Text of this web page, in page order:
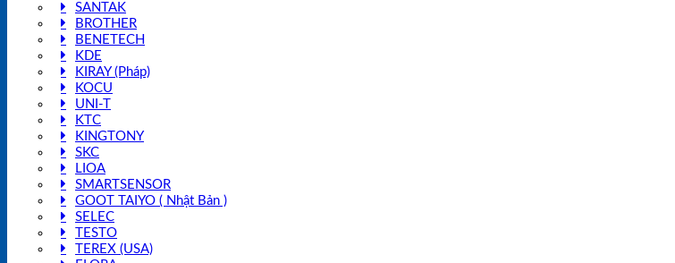
SANTAK
BROTHER
BENETECH
KDE
KIRAY (Pháp)
KOCU
UNI-T
KTC
KINGTONY
SKC
LIOA
SMARTSENSOR
GOOT TAIYO ( Nhật Bản )
SELEC
TESTO
TEREX (USA)